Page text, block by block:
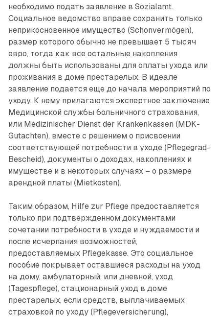
необходимо подать заявление в Sozialamt.
Социальное ведомство вправе сохранить только
неприкосновенное имущество (Schonvermögen),
размер которого обычно не превышает 5 тысяч
евро, тогда как все остальные накопления
должны быть использованы для оплаты ухода или
проживания в доме престарелых. В идеале
заявление подается еще до начала мероприятий по
уходу. К нему прилагаются экспертное заключение
Медицинской службы больничного страхования,
или Medizinischer Dienst der Krankenkassen (MDK-
Gutachten), вместе с решением о присвоении
соответствующей потребности в уходе (Pflegegrad-
Bescheid), документы о доходах, накоплениях и
имуществе и в некоторых случаях – о размере
арендной платы (Mietkosten).
Таким образом, Hilfe zur Pflege предоставляется
только при подтвержденном документами
сочетании потребности в уходе и нуждаемости и
после исчерпания возможностей,
предоставляемых Pflegekasse. Это социальное
пособие покрывает оставшиеся расходы на уход
на дому, амбулаторный, или дневной, уход
(Tagespflege), стационарный уход в доме
престарелых, если средств, выплачиваемых
страховкой по уходу (Pflegeversicherung),